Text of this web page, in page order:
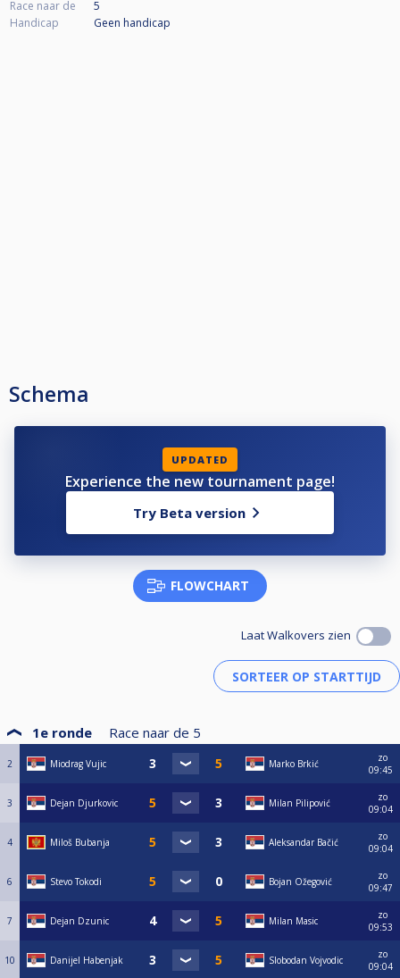
Race naar de
5
Handicap
Geen handicap
Schema
UPDATED
Experience the new tournament page!
Try Beta version
FLOWCHART
Laat Walkovers zien
1e ronde Race naar de 5
2 Miodrag Vujic Marko Brkić
zo
09:45
3 Dejan Djurkovic Milan Pilipović
zo
09:04
4 Miloš Bubanja Aleksandar Bačić
zo
09:04
6 Stevo Tokodi Bojan Ožegović
zo
09:47
7 Dejan Dzunic Milan Masic
zo
09:53
10 Danijel Habenjak Slobodan Vojvodic
zo
09:04